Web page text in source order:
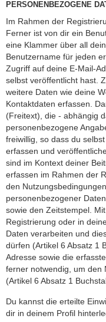
PERSONENBEZOGENE
Im Rahmen der
Ferner ist von dir ein
eine Klammer über all
Benutzername für jeden
Zugriff auf deine E-Mail-
selbst veröffentlicht hast.
weitere Daten wie deine
Kontaktdaten erfassen.
(Freitext), die - abhängig
personenbezogene
freiwillig, so dass du
erfassen und
sind im Kontext deiner
erfassen im Rahmen der
den
personenbezogener
sowie den Zeitstempel.
Registrierung oder in
Daten verarbeiten und
dürfen (Artikel 6 Absatz 1
Adresse sowie die
ferner notwendig, um den
(Artikel 6 Absatz 1
Du kannst die erteilte
dir in deinem Profil